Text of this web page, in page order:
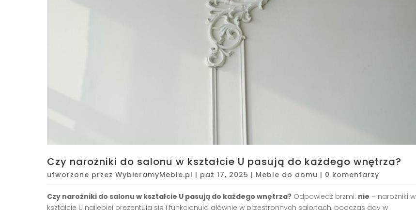
Czy narożniki do salonu w kształcie U pasują do każdego wnętrza?
utworzone przez WybieramyMeble.pl | paź 17, 2025 | Meble do domu | 0 komentarzy
Czy narożniki do salonu w kształcie U pasują do każdego wnętrza? Odpowiedź brzmi: nie – narożniki w
kształcie U najlepiej prezentują się i funkcjonują głównie w przestronnych salonach, podczas gdy w